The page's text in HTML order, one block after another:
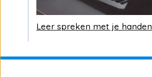
Leer spreken met je handen